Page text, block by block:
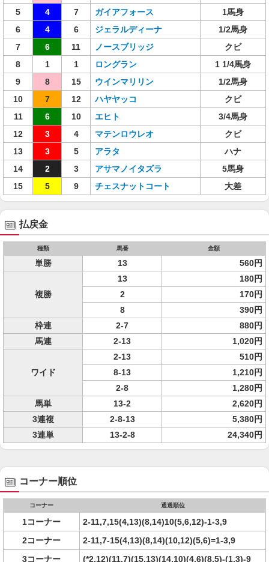
5
4 7 ガイアフォース
1馬身
6
4 6 ジェラルディーナ
1/2馬身
7
6 11 ノースブリッジ
クビ
8
1 1 ロングラン
1 1/4馬身
9
8 15 ウインマリリン
1/2馬身
10
7 12 ハヤヤッコ
クビ
11
6 10 エヒト
3/4馬身
12
3 4 マテンロウレオ
クビ
13
3 5 アラタ
ハナ
14
2 3 アサマノイタズラ
5馬身
15
5 9 チェスナットコート 大差
払戻金
種類 馬番 金額
単勝 13 560円
複勝
13
180円
2
170円
8
390円
枠連
2-7
880円
馬連
2-13 1,020円
ワイド
2-13
510円
8-13
1,210円
2-8
1,280円
馬単
13-2
2,620円
3連複
2-8-13
5,380円
3連単
13-2-8 24,340円
コーナー順位
コーナー 通過順位
1コーナー
2-11,7,15(4,13)(8,14)10(5,6,12)-1-3,9
2コーナー
2-11,7-15(4,13)(8,14)(10,12)(5,6)=1-3,9
3コーナー
(*2,12)(11,7)(15,13)(14,10)(4,6)(8,5)-(1,3)-9